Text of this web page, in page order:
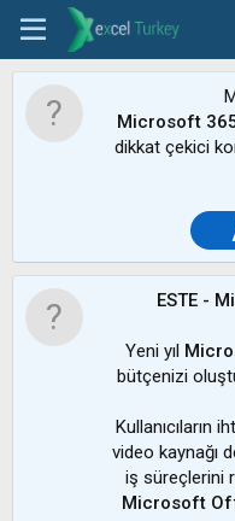
Microsoft
dikkat çekici
ESTE -
Yeni yıl
bütçenizi
Kullanıcıların
video kaynağı
iş süreçlerini
Microsoft